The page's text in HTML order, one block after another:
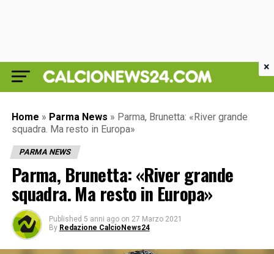
Home » Parma News » Parma, Brunetta: «River grande
squadra. Ma resto in Europa»
PARMA NEWS
Parma, Brunetta: «River grande
squadra. Ma resto in Europa»
Published 5 anni ago on 27 Marzo 2021
By Redazione CalcioNews24
×